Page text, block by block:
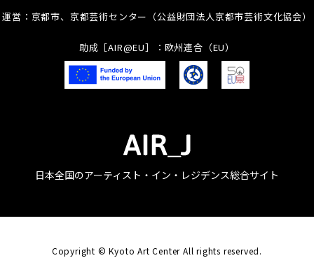
運営：京都市、京都芸術センター（公益財団法人京都市芸術文化協会）
助成［AIR@EU］：欧州連合（EU）
日本全国のアーティスト・イン・レジデンス総合サイト
Copyright © Kyoto Art Center All rights reserved.